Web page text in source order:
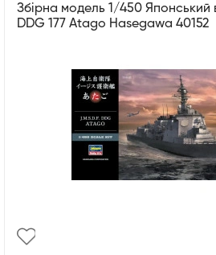
Збірна модель 1/450 Японський
DDG 177 Atago Hasegawa 40152